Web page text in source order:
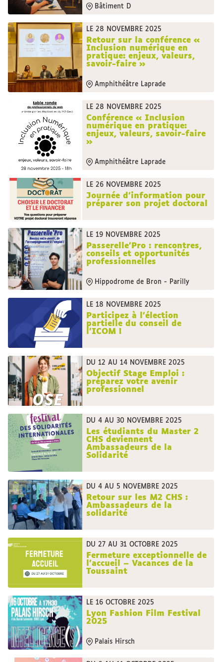
Bâtiment D
LE 28 NOVEMBRE 2025
Retour sur la conférence «
Inclusion numérique en
pratique: enjeux, valeurs,
savoir-faire »
Amphithéâtre Laprade
LE 28 NOVEMBRE 2025
Conférence « Inclusion
numérique en pratique:
enjeux, valeurs, savoir-faire
»
Amphithéâtre Laprade
LE 26 NOVEMBRE 2025
Journée d’information pour
préparer son projet doctoral
LE 19 NOVEMBRE 2025
Passerelle'Pro : rencontres,
conseils et opportunités
professionnelles
Hippodrome de Bron - Parilly
LE 18 NOVEMBRE 2025
Participez à l’élection
partielle du conseil de
l’ICOM !
DU 12 AU 14 NOVEMBRE 2025
Objectif Stage Emploi :
préparez votre avenir
professionnel
DU 4 AU 30 NOVEMBRE 2025
Les étudiants du Master 2
CHS deviennent
Ambassadeurs de la
Solidarité
DU 4 AU 5 NOVEMBRE 2025
Retour sur les M2 CHS :
Ambassadeurs de la
solidarité
DU 27 AU 31 OCTOBRE 2025
Fermeture exceptionnelle de
l’accueil – Vacances de la
Toussaint
LE 16 OCTOBRE 2025
Lyon Fashion Film Festival
2025
Palais Hirsch